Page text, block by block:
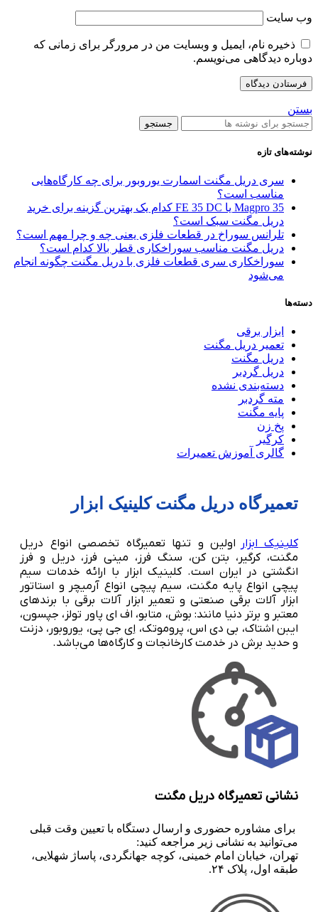
وب‌ سایت
ذخیره نام، ایمیل و وبسایت من در مرورگر برای زمانی که
دوباره دیدگاهی می‌نویسم.
بستن
جستجو
نوشته‌های تازه
سری دریل مگنت اسمارت یوروبور برای چه کارگاه‌هایی
مناسب است؟
Magpro 35 یا FE 35 DC کدام‌ یک بهترین گزینه برای خرید
دریل مگنت سبک است؟
تلرانس سوراخ در قطعات فلزی یعنی چه و چرا مهم است؟
دریل مگنت مناسب سوراخکاری قطر بالا کدام است؟
سوراخکاری سری قطعات فلزی با دریل مگنت چگونه انجام
می‌شود
دسته‌ها
ابزار برقی
تعمیر دریل مگنت
دریل مگنت
دریل گردبر
دسته‌بندی نشده
مته گردبر
پایه مگنت
پخ زن
کرگیر
گالری آموزش تعمیرات
تعمیرگاه دریل مگنت کلینیک ابزار
کلینیک ابزار اولین و تنها تعمیرگاه تخصصی انواع دریل
مگنت، کرگیر، بتن کن، سنگ فرز، مینی فرز، دریل و فرز
انگشتی در ایران است. کلینیک ابزار با ارائه خدمات سیم
پیچی انواع پایه مگنت، سیم پیچی انواع آرمیچر و استاتور
ابزار آلات برقی صنعتی و تعمیر ابزار آلات برقی با برندهای
معتبر و برتر دنیا مانند: بوش، متابو، اف ای پاور تولز، جپسون،
ایبن اشتاک، بی دی اس، پروموتک، اِی جی پی، یوروبور، دزنت
و حدید برش در خدمت کارخانجات و کارگاه‌ها می‌باشد.
نشانی تعمیرگاه دریل مگنت
برای مشاوره حضوری و ارسال دستگاه با تعیین وقت قبلی
می‌توانید به نشانی زیر مراجعه کنید:
تهران، خیابان امام خمینی، کوچه جهانگردی، پاساژ شهلایی،
طبقه اول، پلاک ۲۴.